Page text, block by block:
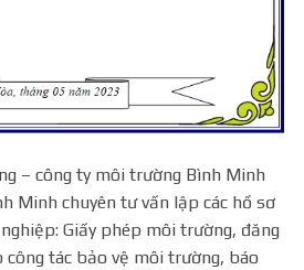
– công ty môi trường Bình Minh
Minh chuyên tư vấn lập các hồ sơ
Giấy phép môi trường, đăng
công tác bảo vệ môi trường, báo